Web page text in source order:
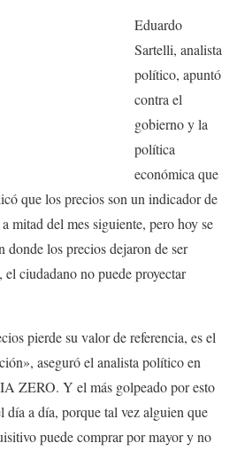
Eduardo
Sartelli, analista
político, apuntó
contra el
gobierno y la
política
económica que
que los precios son un indicador de
mitad del mes siguiente, pero hoy se
donde los precios dejaron de ser
el ciudadano no puede proyectar
pierde su valor de referencia, es el
aseguró el analista político en
ZERO. Y el más golpeado por esto
día a día, porque tal vez alguien que
puede comprar por mayor y no